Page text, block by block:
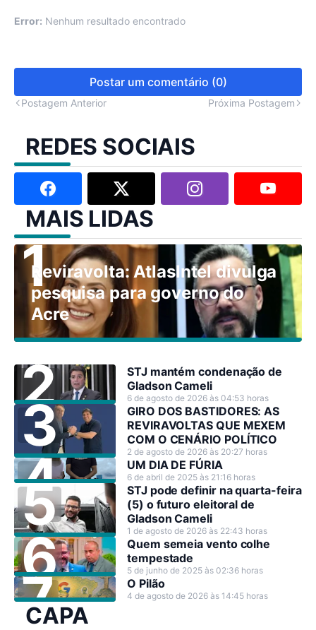
Error: Nenhum resultado encontrado
Postar um comentário (0)
Postagem Anterior Próxima Postagem
REDES SOCIAIS
MAIS LIDAS
Reviravolta: AtlasIntel divulga
pesquisa para governo do
Acre
STJ mantém condenação de
Gladson Cameli
6 de agosto de 2026 às 04:53 horas
GIRO DOS BASTIDORES: AS
REVIRAVOLTAS QUE MEXEM
COM O CENÁRIO POLÍTICO
2 de agosto de 2026 às 20:27 horas
UM DIA DE FÚRIA
6 de abril de 2025 às 21:16 horas
STJ pode definir na quarta-feira
(5) o futuro eleitoral de
Gladson Cameli
1 de agosto de 2026 às 22:43 horas
Quem semeia vento colhe
tempestade
5 de junho de 2025 às 02:36 horas
O Pilão
4 de agosto de 2026 às 14:45 horas
CAPA